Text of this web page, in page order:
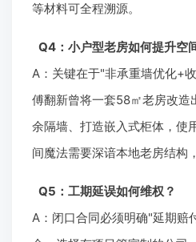
等材料可全程溯源。
Q4：小户型老房如何提升空
A：关键在于"非承重墙优化+
傅翻新曾将一套58㎡老房改造
余隔墙、打造嵌入式柜体，使
间魔法需要深谙本地老房结构
Q5：工期延误如何维权？
A：闭口合同必须明确"延期赔